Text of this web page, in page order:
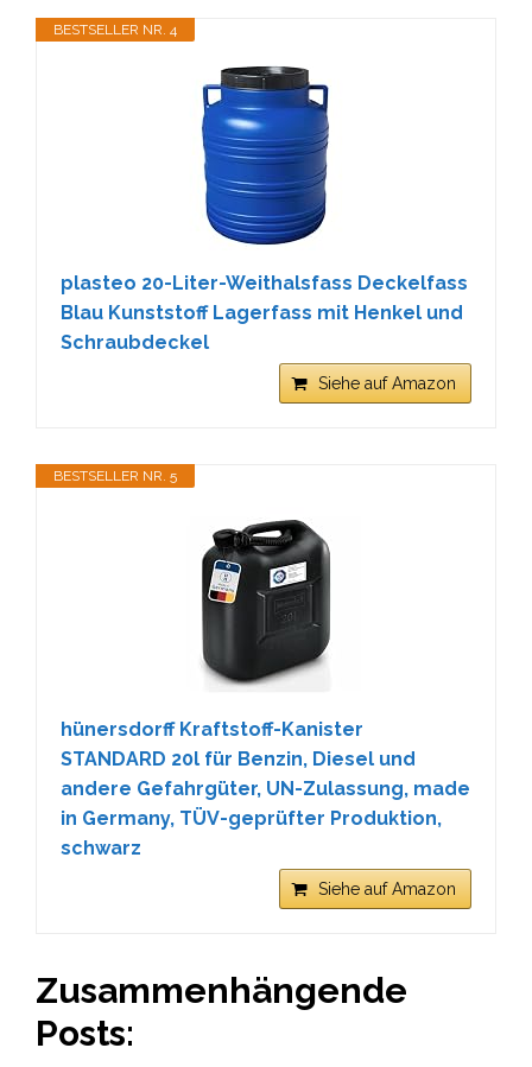
BESTSELLER NR. 4
plasteo 20-Liter-Weithalsfass Deckelfass
Blau Kunststoff Lagerfass mit Henkel und
Schraubdeckel
Siehe auf Amazon
BESTSELLER NR. 5
hünersdorff Kraftstoff-Kanister
STANDARD 20l für Benzin, Diesel und
andere Gefahrgüter, UN-Zulassung, made
in Germany, TÜV-geprüfter Produktion,
schwarz
Siehe auf Amazon
Zusammenhängende
Posts: